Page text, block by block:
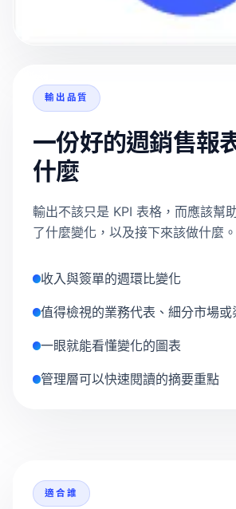
輸出品質
一份好的週銷售報
什麼
輸出不該只是 KPI 表格，而應該幫
了什麼變化，以及接下來該做什麼。
收入與簽單的週環比變化
值得檢視的業務代表、細分市場或
一眼就能看懂變化的圖表
管理層可以快速閱讀的摘要重點
適合誰